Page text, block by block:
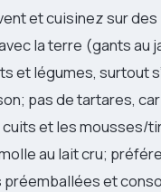
et cuisinez sur
la terre (gants au
et légumes, surtout
pas de tartares,
et les mousses/
au lait cru;
préemballées et